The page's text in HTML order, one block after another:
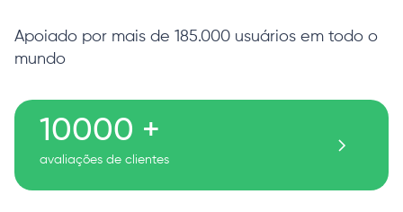
Apoiado por mais de 185.000 usuários em todo o
mundo
10000 +
avaliações de clientes